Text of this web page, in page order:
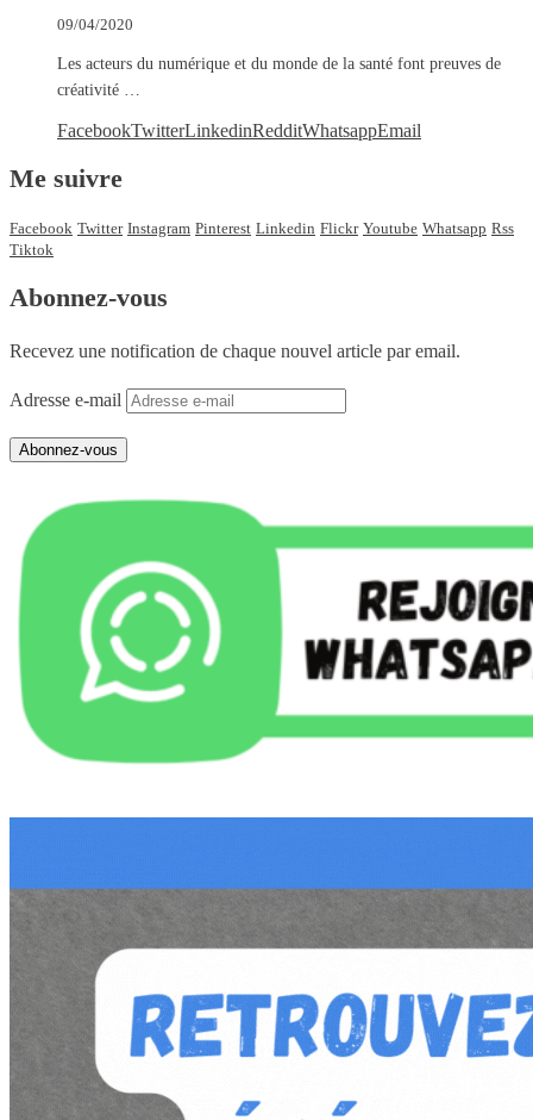
09/04/2020
Les acteurs du numérique et du monde de la santé font preuves de
créativité …
FacebookTwitterLinkedinRedditWhatsappEmail
Me suivre
Facebook Twitter Instagram Pinterest Linkedin Flickr Youtube Whatsapp Rss
Tiktok
Abonnez-vous
Recevez une notification de chaque nouvel article par email.
Adresse e-mail
Abonnez-vous